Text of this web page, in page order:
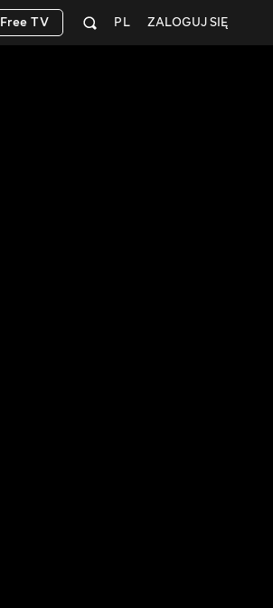
ZALOGUJ SIĘ
PL
Free TV